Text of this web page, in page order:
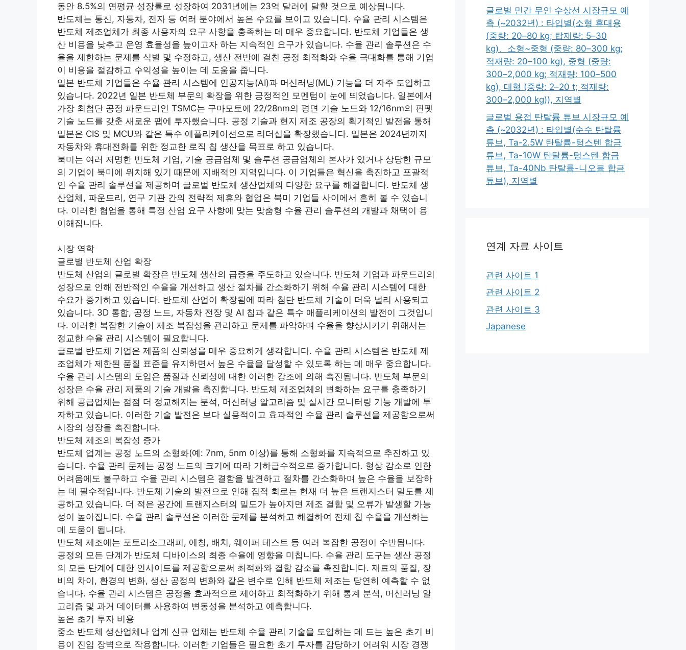
동안 8.5%의 연평균 성장률로 성장하여 2031년에는 23억 달러에 달할 것으로 예상됩니다.
반도체는 통신, 자동차, 전자 등 여러 분야에서 높은 수요를 보이고 있습니다. 수율 관리 시스템은
반도체 제조업체가 최종 사용자의 요구 사항을 충족하는 데 매우 중요합니다. 반도체 기업들은 생
산 비용을 낮추고 운영 효율성을 높이고자 하는 지속적인 요구가 있습니다. 수율 관리 솔루션은 수
율을 제한하는 문제를 식별 및 수정하고, 생산 전반에 걸친 공정 최적화와 수율 극대화를 통해 기업
이 비용을 절감하고 수익성을 높이는 데 도움을 줍니다.
일본 반도체 기업들은 수율 관리 시스템에 인공지능(AI)과 머신러닝(ML) 기능을 더 자주 도입하고
있습니다. 2022년 일본 반도체 부문의 확장을 위한 긍정적인 모멘텀이 눈에 띄었습니다. 일본에서
가장 최첨단 공정 파운드리인 TSMC는 구마모토에 22/28nm의 평면 기술 노드와 12/16nm의 핀펫
기술 노드를 갖춘 새로운 팹에 투자했습니다. 공정 기술과 현지 제조 공장의 획기적인 발전을 통해
일본은 CIS 및 MCU와 같은 특수 애플리케이션으로 리더십을 확장했습니다. 일본은 2024년까지
자동차와 휴대전화를 위한 정교한 로직 칩 생산을 목표로 하고 있습니다.
북미는 여러 저명한 반도체 기업, 기술 공급업체 및 솔루션 공급업체의 본사가 있거나 상당한 규모
의 기업이 북미에 위치해 있기 때문에 지배적인 지역입니다. 이 기업들은 혁신을 촉진하고 포괄적
인 수율 관리 솔루션을 제공하며 글로벌 반도체 생산업체의 다양한 요구를 해결합니다. 반도체 생
산업체, 파운드리, 연구 기관 간의 전략적 제휴와 협업은 북미 기업들 사이에서 흔히 볼 수 있습니
다. 이러한 협업을 통해 특정 산업 요구 사항에 맞는 맞춤형 수율 관리 솔루션의 개발과 채택이 용
이해집니다.
시장 역학
글로벌 반도체 산업 확장
반도체 산업의 글로벌 확장은 반도체 생산의 급증을 주도하고 있습니다. 반도체 기업과 파운드리의
성장으로 인해 전반적인 수율을 개선하고 생산 절차를 간소화하기 위해 수율 관리 시스템에 대한
수요가 증가하고 있습니다. 반도체 산업이 확장됨에 따라 첨단 반도체 기술이 더욱 널리 사용되고
있습니다. 3D 통합, 공정 노드, 자동차 전장 및 AI 칩과 같은 특수 애플리케이션의 발전이 그것입니
다. 이러한 복잡한 기술이 제조 복잡성을 관리하고 문제를 파악하며 수율을 향상시키기 위해서는
정교한 수율 관리 시스템이 필요합니다.
글로벌 반도체 기업은 제품의 신뢰성을 매우 중요하게 생각합니다. 수율 관리 시스템은 반도체 제
조업체가 제한된 품질 표준을 유지하면서 높은 수율을 달성할 수 있도록 하는 데 매우 중요합니다.
수율 관리 시스템의 도입은 품질과 신뢰성에 대한 이러한 강조에 의해 촉진됩니다. 반도체 부문의
성장은 수율 관리 제품의 기술 개발을 촉진합니다. 반도체 제조업체의 변화하는 요구를 충족하기
위해 공급업체는 점점 더 정교해지는 분석, 머신러닝 알고리즘 및 실시간 모니터링 기능 개발에 투
자하고 있습니다. 이러한 기술 발전은 보다 실용적이고 효과적인 수율 관리 솔루션을 제공함으로써
시장의 성장을 촉진합니다.
반도체 제조의 복잡성 증가
반도체 업계는 공정 노드의 소형화(예: 7nm, 5nm 이상)를 통해 소형화를 지속적으로 추진하고 있
습니다. 수율 관리 문제는 공정 노드의 크기에 따라 기하급수적으로 증가합니다. 형상 감소로 인한
어려움에도 불구하고 수율 관리 시스템은 결함을 발견하고 절차를 간소화하며 높은 수율을 보장하
는 데 필수적입니다. 반도체 기술의 발전으로 인해 집적 회로는 현재 더 높은 트랜지스터 밀도를 제
공하고 있습니다. 더 적은 공간에 트랜지스터의 밀도가 높아지면 제조 결함 및 오류가 발생할 가능
성이 높아집니다. 수율 관리 솔루션은 이러한 문제를 분석하고 해결하여 전체 칩 수율을 개선하는
데 도움이 됩니다.
반도체 제조에는 포토리소그래피, 에칭, 배치, 웨이퍼 테스트 등 여러 복잡한 공정이 수반됩니다.
공정의 모든 단계가 반도체 디바이스의 최종 수율에 영향을 미칩니다. 수율 관리 도구는 생산 공정
의 모든 단계에 대한 인사이트를 제공함으로써 최적화와 결함 감소를 촉진합니다. 재료의 품질, 장
비의 차이, 환경의 변화, 생산 공정의 변화와 같은 변수로 인해 반도체 제조는 당연히 예측할 수 없
습니다. 수율 관리 시스템은 공정을 효과적으로 제어하고 최적화하기 위해 통계 분석, 머신러닝 알
고리즘 및 과거 데이터를 사용하여 변동성을 분석하고 예측합니다.
높은 초기 투자 비용
중소 반도체 생산업체나 업계 신규 업체는 반도체 수율 관리 기술을 도입하는 데 드는 높은 초기 비
용이 진입 장벽으로 작용합니다. 이러한 기업들은 필요한 초기 투자를 감당하기 어려워 시장 경쟁
글로벌 민간 무인 수상선 시장규모 예
측 (~2032년) : 타입별(소형 휴대용
(중량: 20–80 kg; 탑재량: 5–30
kg)、소형~중형 (중량: 80–300 kg;
적재량: 20–100 kg), 중형 (중량:
300–2,000 kg; 적재량: 100–500
kg), 대형 (중량: 2–20 t; 적재량:
300–2,000 kg)), 지역별
글로벌 용접 탄탈륨 튜브 시장규모 예
측 (~2032년) : 타입별(순수 탄탈륨
튜브, Ta-2.5W 탄탈륨-텅스텐 합금
튜브, Ta-10W 탄탈륨-텅스텐 합금
튜브, Ta-40Nb 탄탈륨-니오븀 합금
튜브), 지역별
연계 자료 사이트
관련 사이트 1
관련 사이트 2
관련 사이트 3
Japanese